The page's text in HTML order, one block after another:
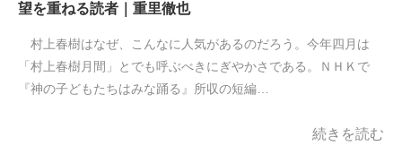
望を重ねる読者｜重里徹也
村上春樹はなぜ、こんなに人気があるのだろう。今年四月は
「村上春樹月間」とでも呼ぶべきにぎやかさである。ＮＨＫで
『神の子どもたちはみな踊る』所収の短編…
続きを読む